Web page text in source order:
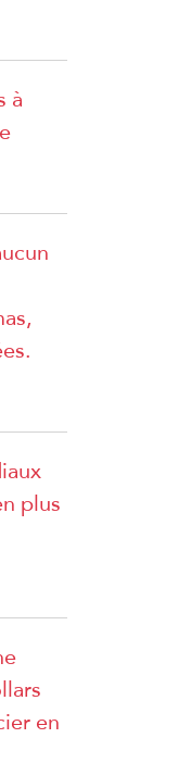
à
plus
en